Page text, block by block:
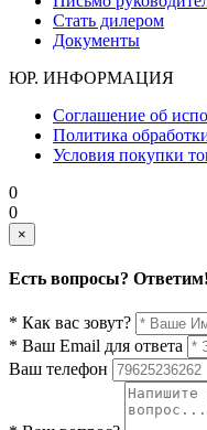
Стать дилером
Документы
ЮР. ИНФОРМАЦИЯ
Соглашение об
Политика
Условия покупки
0
0
×
Есть вопросы? Ответим!
* Как вас зовут?
* Ваш Email для ответа
Ваш телефон